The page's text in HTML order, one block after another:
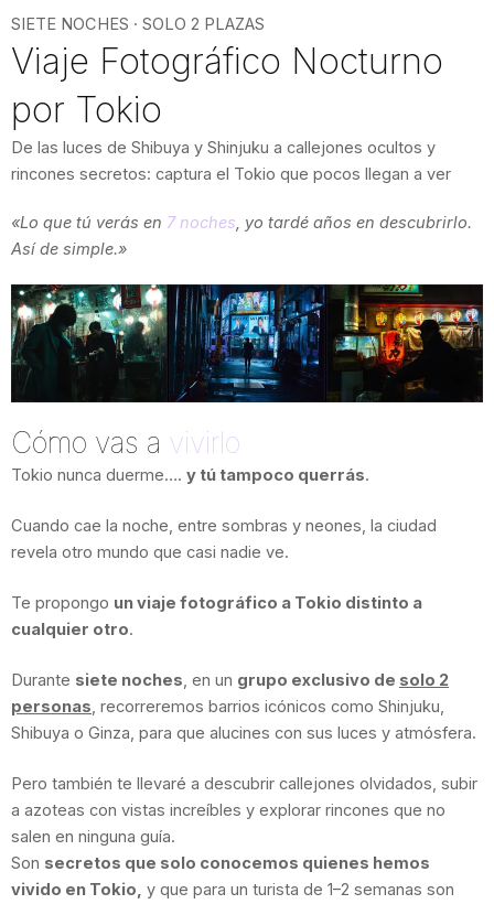
contenido
SIETE NOCHES · SOLO 2 PLAZAS
Viaje Fotográfico Nocturno
por Tokio
De las luces de Shibuya y Shinjuku a callejones ocultos y
rincones secretos: captura el Tokio que pocos llegan a ver
«Lo que tú verás en 7 noches, yo tardé años en descubrirlo.
Así de simple.»
Cómo vas a vivirlo
Tokio nunca duerme…. y tú tampoco querrás.
Cuando cae la noche, entre sombras y neones, la ciudad
revela otro mundo que casi nadie ve.
Te propongo un viaje fotográfico a Tokio distinto a
cualquier otro.
Durante siete noches, en un grupo exclusivo de solo 2
personas, recorreremos barrios icónicos como Shinjuku,
Shibuya o Ginza, para que alucines con sus luces y atmósfera.
Pero también te llevaré a descubrir callejones olvidados, subir
a azoteas con vistas increíbles y explorar rincones que no
salen en ninguna guía.
Son secretos que solo conocemos quienes hemos
vivido en Tokio, y que para un turista de 1–2 semanas son